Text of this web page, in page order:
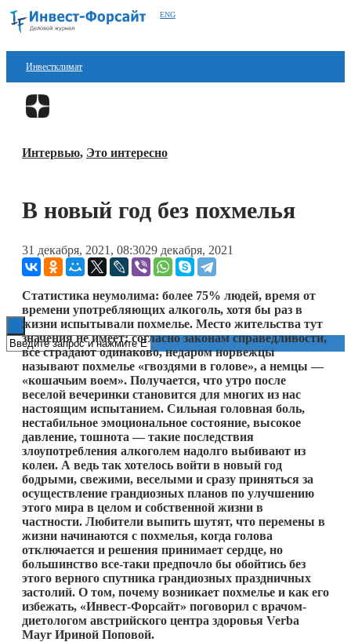
ENG
Инвестклимат
Финансы
Блокчейн
ESG
Интервью, Это интересно
В новый год без похмелья
31 декабря, 2021, 08:3029 декабря, 2021
Статистика неумолима: более 75% людей, время от
времени употребляющих алкоголь, хотя бы раз в
жизни испытывали похмелье. Место жительства тут
значения не имеет: согласно законам справедливости,
все страдают одинаково, недаром норвежцы
называют похмелье «гвоздями в голове», а немцы —
«кошачьим воем». Получается, что утро после
веселой вечеринки становится для многих из нас
настоящим испытанием. Сильная головная боль,
нестабильное эмоциональное состояние, высокое
давление, тошнота — такие последствия
злоупотребления алкоголем надолго выбивают из
колеи. А ведь так хотелось войти в новый год
бодрыми, свежими, веселыми и сразу приняться за
осуществление грандиозных планов по улучшению
этого мира в целом и собственной жизни в
частности. Любители выпить шутят, что перемены в
жизни начинаются с похмелья, когда голова
отключается и решения принимает сердце, но
большинство все-таки предпочло бы обойтись без
этого верного спутника грандиозных праздничных
застолий. О том, почему возникает похмелье и как его
избежать, «Инвест-Форсайт» поговорил с врачом-
диетологом австрийского центра здоровья Verba
Mayr Ириной Поповой.